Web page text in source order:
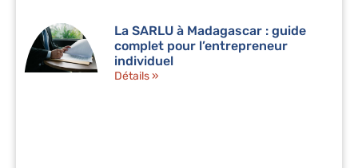
La SARLU à Madagascar : guide
complet pour l’entrepreneur
individuel
Détails »